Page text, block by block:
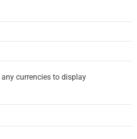
currencies to display